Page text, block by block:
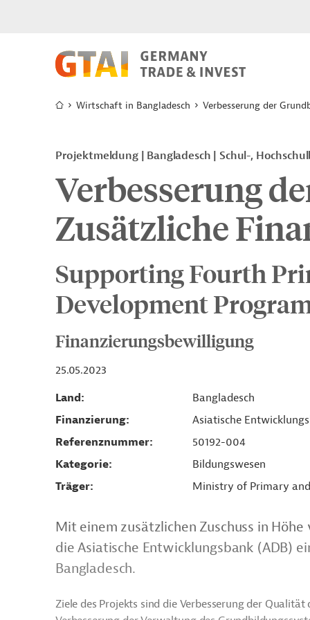
Wirtschaft in Bangladesch Verbesserung der
Projektmeldung Bangladesch Schul-,
Verbesserung
Zusätzliche
Supporting Fourth
Development
Finanzierungsbewilligung
25.05.2023
Land
Bangladesch
Finanzierung
Asiatische
Referenznummer
50192-004
Kategorie
Bildungswesen
Träger
Ministry of Primary
Mit einem zusätzlichen Zuschuss in
die Asiatische Entwicklungsbank (ADB)
Bangladesch.
Ziele des Projekts sind die Verbesserung der